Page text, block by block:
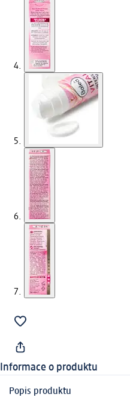
Informace o produktu
Popis produktu